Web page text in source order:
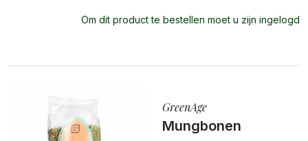
Om dit product te bestellen moet u zijn ingelogd
GreenAge
Mungbonen